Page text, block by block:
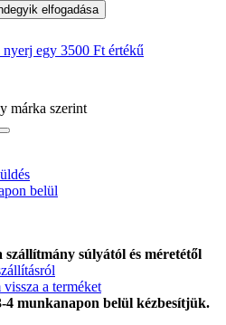
elfogadása
nyerj egy 3500 Ft értékű
márka szerint
belül
szállítmány súlyától és méretétől
a terméket
4 munkanapon belül kézbesítjük.